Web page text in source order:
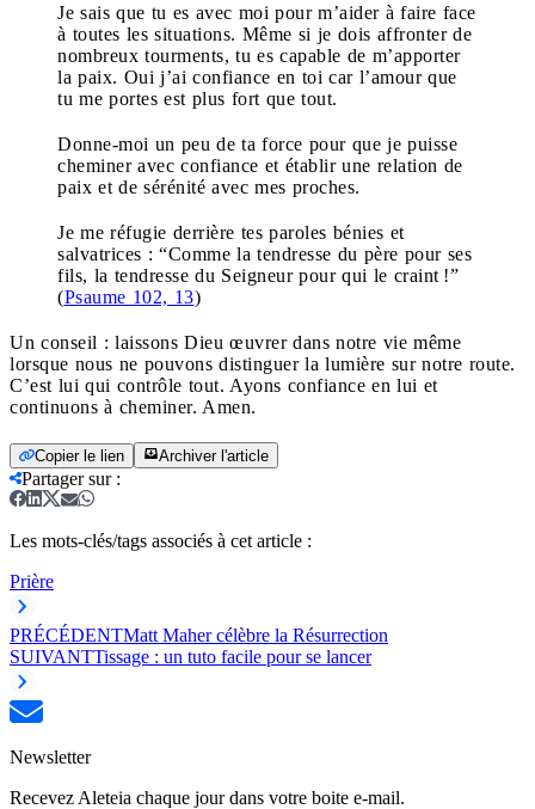
Je sais que tu es avec moi pour m’aider à faire face
à toutes les situations. Même si je dois affronter de
nombreux tourments, tu es capable de m’apporter
la paix. Oui j’ai confiance en toi car l’amour que
tu me portes est plus fort que tout.
Donne-moi un peu de ta force pour que je puisse
cheminer avec confiance et établir une relation de
paix et de sérénité avec mes proches.
Je me réfugie derrière tes paroles bénies et
salvatrices : “Comme la tendresse du père pour ses
fils, la tendresse du Seigneur pour qui le craint !”
(Psaume 102, 13)
Un conseil : laissons Dieu œuvrer dans notre vie même
lorsque nous ne pouvons distinguer la lumière sur notre route.
C’est lui qui contrôle tout. Ayons confiance en lui et
continuons à cheminer. Amen.
Copier le lien Archiver l'article
Partager sur:
Les mots-clés/tags associés à cet article :
Prière
PRÉCÉDENTMatt Maher célèbre la Résurrection
SUIVANTTissage : un tuto facile pour se lancer
Newsletter
Recevez Aleteia chaque jour dans votre boite e-mail.